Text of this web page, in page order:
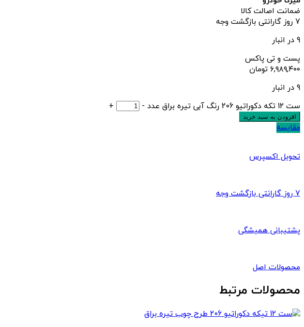
ضمانت اصالت کالا
7 روز گارانتی بازگشت وجه
9 در انبار
پست و تی پاکس
۶,۹۸۹,۴۰۰ تومان
9 در انبار
ست 12 تکه دکوراتیو 206 رنگ آبی تیره براق عدد
-
+
افزودن به سبد خرید
مقایسه
تحویل اکسپرس
7 روز گارانتی بازگشت وجه
پشتیبانی همیشگی
محصولات اصل
محصولات مرتبط